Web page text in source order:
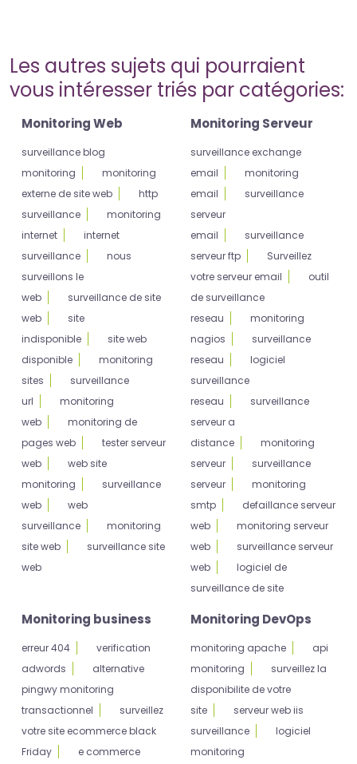
Les autres sujets qui pourraient
vous intéresser triés par catégories:
Monitoring Web
surveillance blog
monitoring
monitoring
externe de site web
http
surveillance
monitoring
internet
internet
surveillance
nous
surveillons le
web
surveillance de site
web
site
indisponible
site web
disponible
monitoring
sites
surveillance
url
monitoring
web
monitoring de
pages web
tester serveur
web
web site
monitoring
surveillance
web
web
surveillance
monitoring
site web
surveillance site
web
Monitoring Serveur
surveillance exchange
email
monitoring
email
surveillance
serveur
email
surveillance
serveur ftp
Surveillez
votre serveur email
outil
de surveillance
reseau
monitoring
nagios
surveillance
reseau
logiciel
surveillance
reseau
surveillance
serveur a
distance
monitoring
serveur
surveillance
serveur
monitoring
smtp
defaillance serveur
web
monitoring serveur
web
surveillance serveur
web
logiciel de
surveillance de site
Monitoring business
erreur 404
verification
adwords
alternative
pingwy monitoring
transactionnel
surveillez
votre site ecommerce black
Friday
e commerce
Monitoring DevOps
monitoring apache
api
monitoring
surveillez la
disponibilite de votre
site
serveur web iis
surveillance
logiciel
monitoring